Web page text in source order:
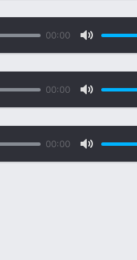
00:00
00:00
00:00